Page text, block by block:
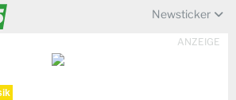
Newsticker
ANZEIGE